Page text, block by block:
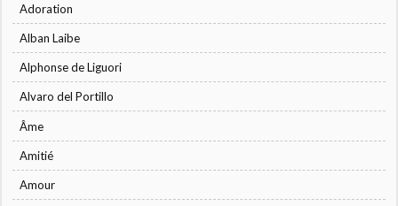
Adoration
Alban Laibe
Alphonse de Liguori
Alvaro del Portillo
Âme
Amitié
Amour